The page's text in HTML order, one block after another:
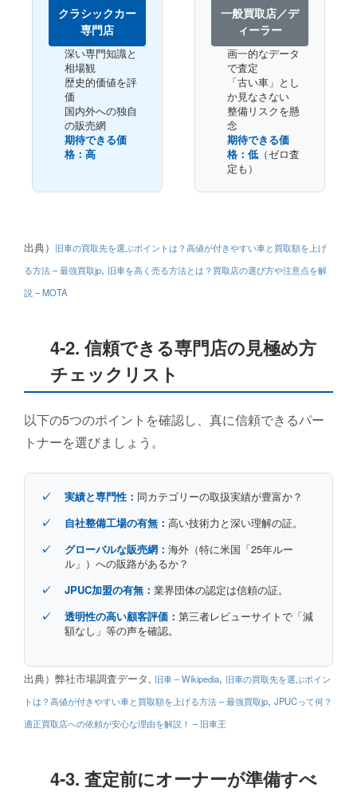
クラシックカー
専門店
深い専門知識と
相場観
歴史的価値を評
価
国内外への独自
の販売網
期待できる価
格：高
一般買取店／デ
ィーラー
画一的なデータ
で査定
「古い車」とし
か見なさない
整備リスクを懸
念
期待できる価
格：低 （ゼロ査
定も）
出典） 旧車の買取先を選ぶポイントは？高値が付きやすい車と買取額を上げ
る方法 – 最強買取jp, 旧車を高く売る方法とは？買取店の選び方や注意点を解
説 – MOTA
4-2. 信頼できる専門店の見極め方
チェックリスト
以下の5つのポイントを確認し、真に信頼できるパー
トナーを選びましょう。
✓ 実績と専門性： 同カテゴリーの取扱実績が豊富か？
✓
自社整備工場の有無： 高い技術力と深い理解の証。
✓
グローバルな販売網： 海外（特に米国「25年ルー
ル」）への販路があるか？
✓
JPUC加盟の有無： 業界団体の認定は信頼の証。
✓
透明性の高い顧客評価： 第三者レビューサイトで「減
額なし」等の声を確認。
出典）弊社市場調査データ, 旧車 – Wikipedia, 旧車の買取先を選ぶポイン
トは？高値が付きやすい車と買取額を上げる方法 – 最強買取jp, JPUCって何？
適正買取店への依頼が安心な理由を解説！ – 旧車王
4-3. 査定前にオーナーが準備すべ